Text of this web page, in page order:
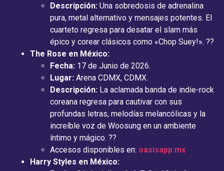
Descripción: Una sobredosis de adrenalina
pura, metal alternativo y mensajes potentes. El
cuarteto regresa para desatar el slam más
épico y corear clásicos como «Chop Suey!». ??
The Rose en México:
Fecha: 17 de Junio de 2026.
Lugar: Arena CDMX, CDMX.
Descripción: La aclamada banda de indie-rock
coreana regresa para cautivar con sus
profundas letras, melodías melancólicas y la
increíble voz de Woosung en un ambiente
íntimo y mágico. ??
Accesos disponibles en: oasisapp.mx
Harry Styles en México: